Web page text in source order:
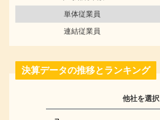
単体従業員
連結従業員
決算データの推移とランキング
他社を選択